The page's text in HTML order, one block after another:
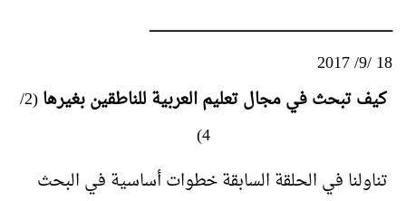
ــــــــــــــــــــــــــــــــــــــــــــــــــــــــــــــــــــــــــــــــــــــــــــــــــــــــــــــــــــــــــــــــــــــ
18 /9/ 2017
كيف تبحث في مجال تعليم العربية للناطقين بغيرها (2/
4)
تناولنا في الحلقة السابقة خطوات أساسية في البحث